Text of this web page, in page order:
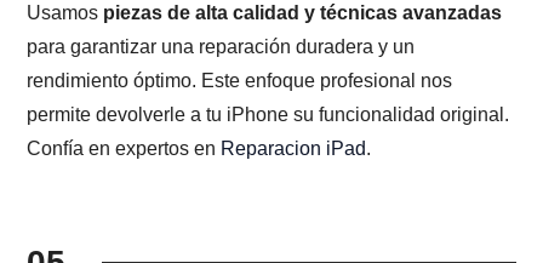
Usamos piezas de alta calidad y técnicas avanzadas
para garantizar una reparación duradera y un
rendimiento óptimo. Este enfoque profesional nos
permite devolverle a tu iPhone su funcionalidad original.
Confía en expertos en Reparacion iPad.